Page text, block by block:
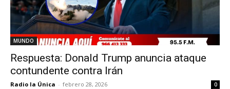
MUNDO
Respuesta: Donald Trump anuncia ataque
contundente contra Irán
Radio la Única - febrero 28, 2026 0